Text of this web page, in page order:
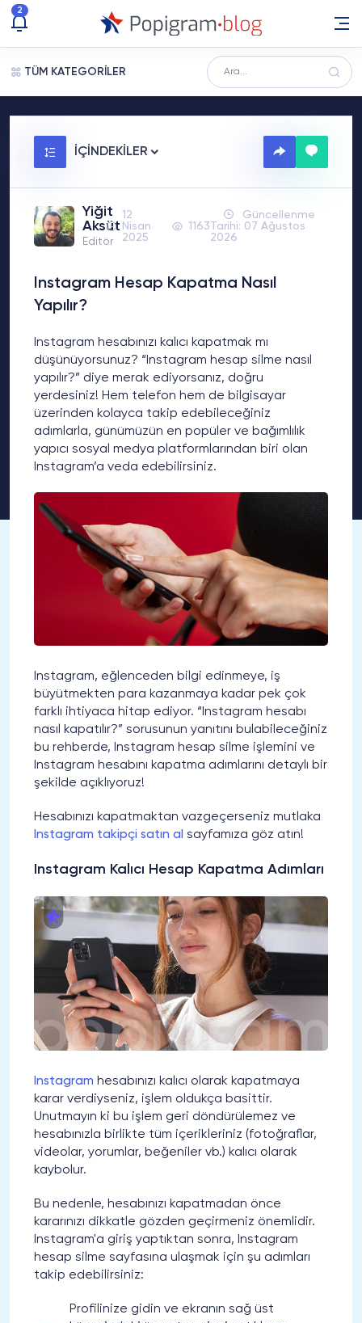
2
TÜM KATEGORİLER
İÇİNDEKİLER
Yiğit
Aksüt
Editör
12
Nisan
2025
1163
Güncellenme
Tarihi: 07 Ağustos
2026
Instagram Hesap Kapatma Nasıl
Yapılır?
Instagram hesabınızı kalıcı kapatmak mı
düşünüyorsunuz? “Instagram hesap silme nasıl
yapılır?” diye merak ediyorsanız, doğru
yerdesiniz! Hem telefon hem de bilgisayar
üzerinden kolayca takip edebileceğiniz
adımlarla, günümüzün en popüler ve bağımlılık
yapıcı sosyal medya platformlarından biri olan
Instagram’a veda edebilirsiniz.
Instagram, eğlenceden bilgi edinmeye, iş
büyütmekten para kazanmaya kadar pek çok
farklı ihtiyaca hitap ediyor. “Instagram hesabı
nasıl kapatılır?” sorusunun yanıtını bulabileceğiniz
bu rehberde, Instagram hesap silme işlemini ve
Instagram hesabını kapatma adımlarını detaylı bir
şekilde açıklıyoruz!
Hesabınızı kapatmaktan vazgeçerseniz mutlaka
Instagram takipçi satın al sayfamıza göz atın!
Instagram Kalıcı Hesap Kapatma Adımları
Instagram hesabınızı kalıcı olarak kapatmaya
karar verdiyseniz, işlem oldukça basittir.
Unutmayın ki bu işlem geri döndürülemez ve
hesabınızla birlikte tüm içerikleriniz (fotoğraflar,
videolar, yorumlar, beğeniler vb.) kalıcı olarak
kaybolur.
Bu nedenle, hesabınızı kapatmadan önce
kararınızı dikkatle gözden geçirmeniz önemlidir.
Instagram'a giriş yaptıktan sonra, Instagram
hesap silme sayfasına ulaşmak için şu adımları
takip edebilirsiniz:
Profilinize gidin ve ekranın sağ üst